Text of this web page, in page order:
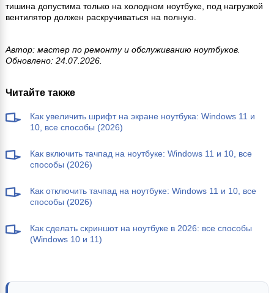
тишина допустима только на холодном ноутбуке, под нагрузкой
вентилятор должен раскручиваться на полную.
Автор: мастер по ремонту и обслуживанию ноутбуков.
Обновлено: 24.07.2026.
Читайте также
Как увеличить шрифт на экране ноутбука: Windows 11 и
10, все способы (2026)
Как включить тачпад на ноутбуке: Windows 11 и 10, все
способы (2026)
Как отключить тачпад на ноутбуке: Windows 11 и 10, все
способы (2026)
Как сделать скриншот на ноутбуке в 2026: все способы
(Windows 10 и 11)